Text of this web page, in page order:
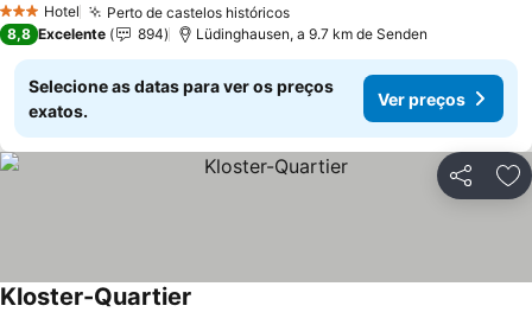
3 EstrelasHotel Perto de castelos históricos
8,8 Excelente 894 Lüdinghausen, a 9.7 km de Senden
Selecione as datas para ver os preços
exatos.
Ver preços
Partilhar
Kloster-Quartier